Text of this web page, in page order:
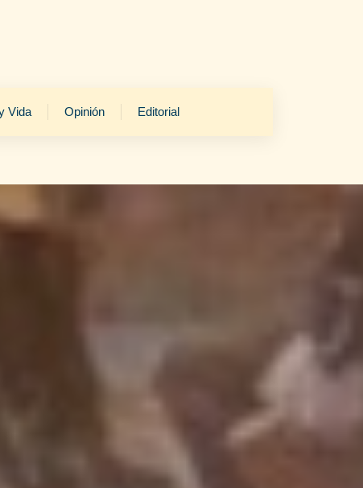
Vida Opinión Editorial